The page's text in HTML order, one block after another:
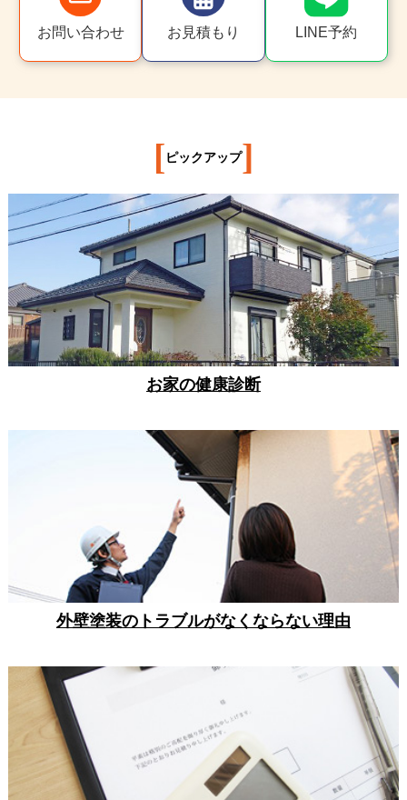
お問い合わせ お見積もり LINE予約
[ ピックアップ]
お家の健康診断
外壁塗装のトラブルがなくならない理由